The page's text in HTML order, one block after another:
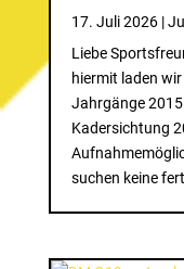
17. Juli 2026|
Liebe
hiermit laden
Jahrgänge
Kadersichtung
suchen keine